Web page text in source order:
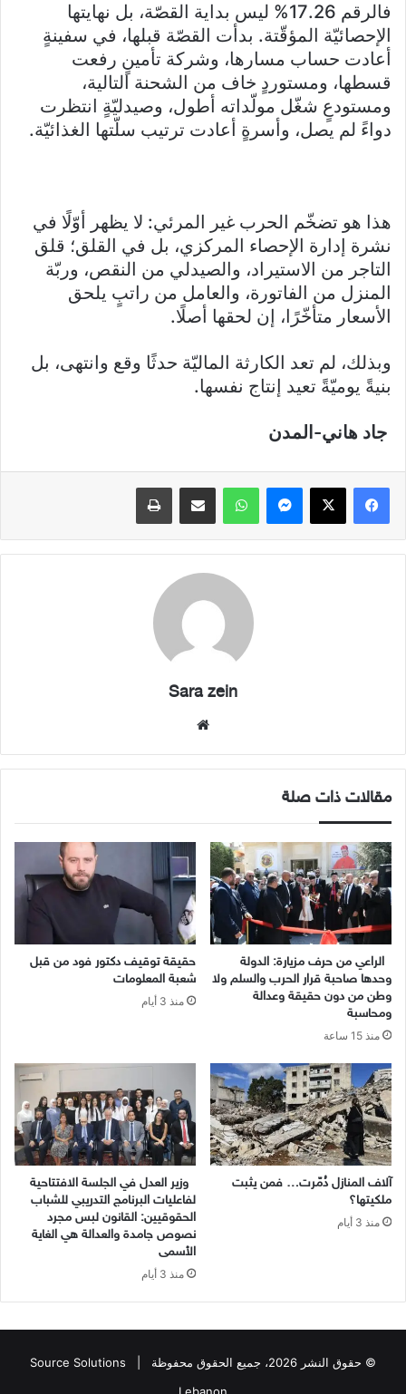
فالرقم 17.26% ليس بداية القصّة، بل نهايتها
الإحصائيّة المؤقّتة. بدأت القصّة قبلها، في سفينةٍ
أعادت حساب مسارها، وشركة تأمينٍ رفعت
قسطها، ومستوردٍ خاف من الشحنة التالية،
ومستودعٍ شغّل مولّداته أطول، وصيدليّةٍ انتظرت
دواءً لم يصل، وأسرةٍ أعادت ترتيب سلّتها الغذائيّة.
هذا هو تضخّم الحرب غير المرئي: لا يظهر أوّلًا في
نشرة إدارة الإحصاء المركزي، بل في القلق؛ قلق
التاجر من الاستيراد، والصيدلي من النقص، وربّة
المنزل من الفاتورة، والعامل من راتبٍ يلحق
الأسعار متأخّرًا، إن لحقها أصلًا.
وبذلك، لم تعد الكارثة الماليّة حدثًا وقع وانتهى، بل
بنيةً يوميّةً تعيد إنتاج نفسها.
جاد هاني-المدن
فيسبوك X ماسنجر واتساب مشاركة عبر البريد طباعة
Sara zein
مقالات ذات صلة
الراعي من حرف مزيارة: الدولة
وحدها صاحبة قرار الحرب والسلم ولا
وطن من دون حقيقة وعدالة
ومحاسبة
منذ 15 ساعة
حقيقة توقيف دكتور فود من قبل
شعبة المعلومات
منذ 3 أيام
آلاف المنازل دُمّرت… فمن يثبت
ملكيتها؟
منذ 3 أيام
وزير العدل في الجلسة الافتتاحية
لفاعليات البرنامج التدريبي للشباب
الحقوقيين: القانون لبس مجرد
نصوص جامدة والعدالة هي الغاية
الأسمى
منذ 3 أيام
© حقوق النشر 2026، جميع الحقوق محفوظة |
Source Solutions